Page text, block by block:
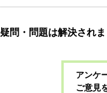
疑問・問題は解決され
アンケ
ご意見